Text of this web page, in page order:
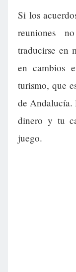
Si los
reuniones
traducirse en
en cambios
turismo, que
de Andalucía.
dinero y tu
juego.